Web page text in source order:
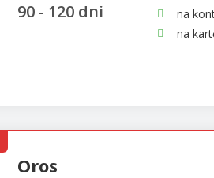
90 - 120 dni
na
na
Oros